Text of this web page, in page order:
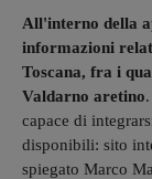
All'interno della
informazioni
Toscana, fra i
Valdarno aretino
capace di
disponibili: sito
spiegato Marco